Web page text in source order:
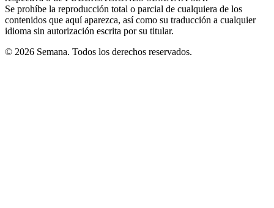
Se prohíbe la reproducción total o parcial de cualquiera de los
contenidos que aquí aparezca, así como su traducción a cualquier
idioma sin autorización escrita por su titular.
© 2026 Semana. Todos los derechos reservados.